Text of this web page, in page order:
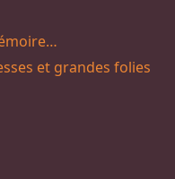
et grandes folies